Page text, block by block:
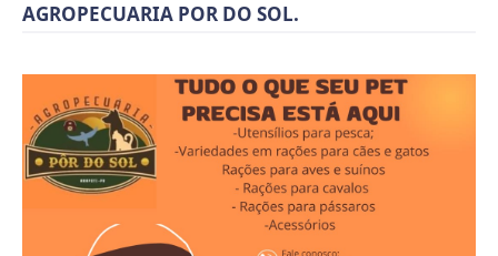
AGROPECUARIA POR DO SOL.